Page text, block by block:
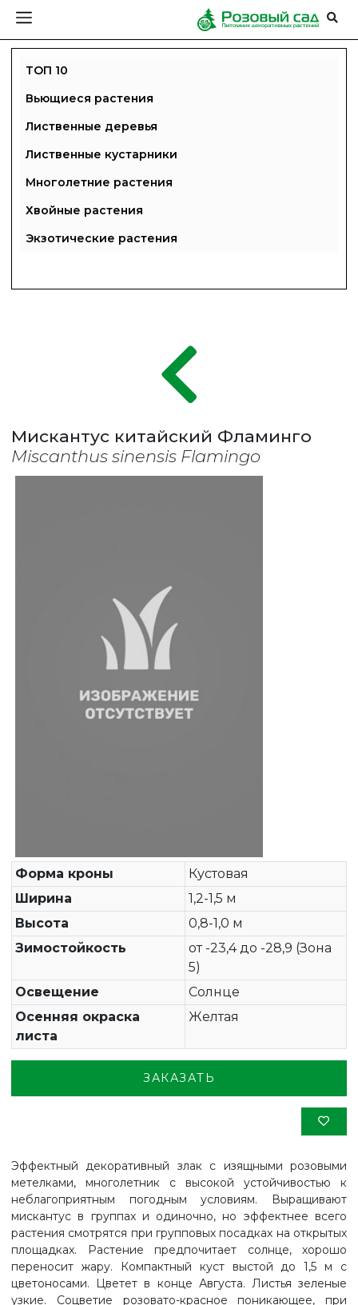
ТОП 10
Вьющиеся растения
Лиственные деревья
Лиственные кустарники
Многолетние растения
Хвойные растения
Экзотические растения
Мискантус китайский Фламинго
Miscanthus sinensis Flamingo
Форма кроны
Кустовая
Ширина
1,2-1,5 м
Высота
0,8-1,0 м
Зимостойкость
от -23,4 до -28,9 (Зона
5)
Освещение
Солнце
Осенняя окраска
листа
Желтая
ЗАКАЗАТЬ
Эффектный декоративный злак с изящными розовыми
метелками, многолетник с высокой устойчивостью к
неблагоприятным погодным условиям. Выращивают
мискантус в группах и одиночно, но эффектнее всего
растения смотрятся при групповых посадках на открытых
площадках. Растение предпочитает солнце, хорошо
переносит жару. Компактный куст выстой до 1,5 м с
цветоносами. Цветет в конце Августа. Листья зеленые
узкие. Соцветие розовато-красное поникающее, при